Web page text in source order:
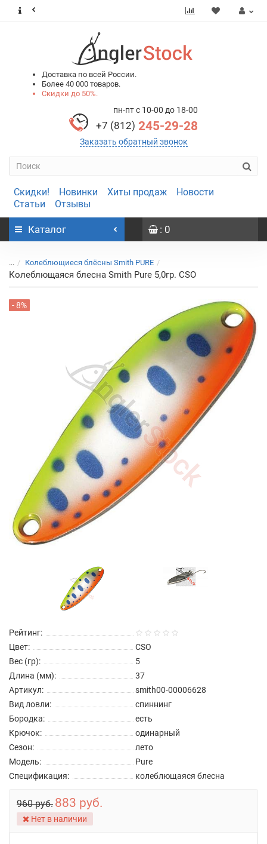
Доставка по всей России.
Более 40 000 товаров.
Скидки до 50%.
пн-пт с 10-00 до 18-00
+7 (812) 245-29-28
Заказать обратный звонок
Скидки! Новинки Хиты продаж
Новости
Статьи
Отзывы
Каталог : 0
... Колеблющиеся блёсны Smith PURE
Колеблющаяся блесна Smith Pure 5,0гр. CSO
- 8%
Рейтинг:
Цвет:
CSO
Вес (гр):
5
Длина (мм):
37
Артикул:
smith00-00006628
Вид ловли:
спиннинг
Бородка:
есть
Крючок:
одинарный
Сезон:
лето
Модель:
Pure
Спецификация:
колеблющаяся блесна
960 руб. 883 руб.
Нет в наличии